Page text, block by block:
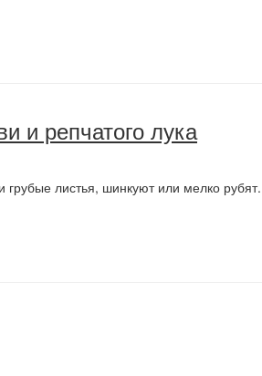
и репчатого лука
листья, шинкуют или мелко рубят.